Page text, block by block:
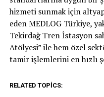
hizmeti sunmak için
eden MEDLOG Türkiye,
Tekirdağ Tren İstasyon
Atölyesi” ile hem özel
tamir işlemlerini en hızlı
RELATED TOPICS: